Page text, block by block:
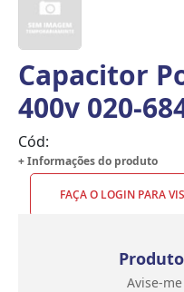
Capacitor
400v 020-
Cód:
+ Informações do produto
FAÇA O LOGIN PARA
Avise-